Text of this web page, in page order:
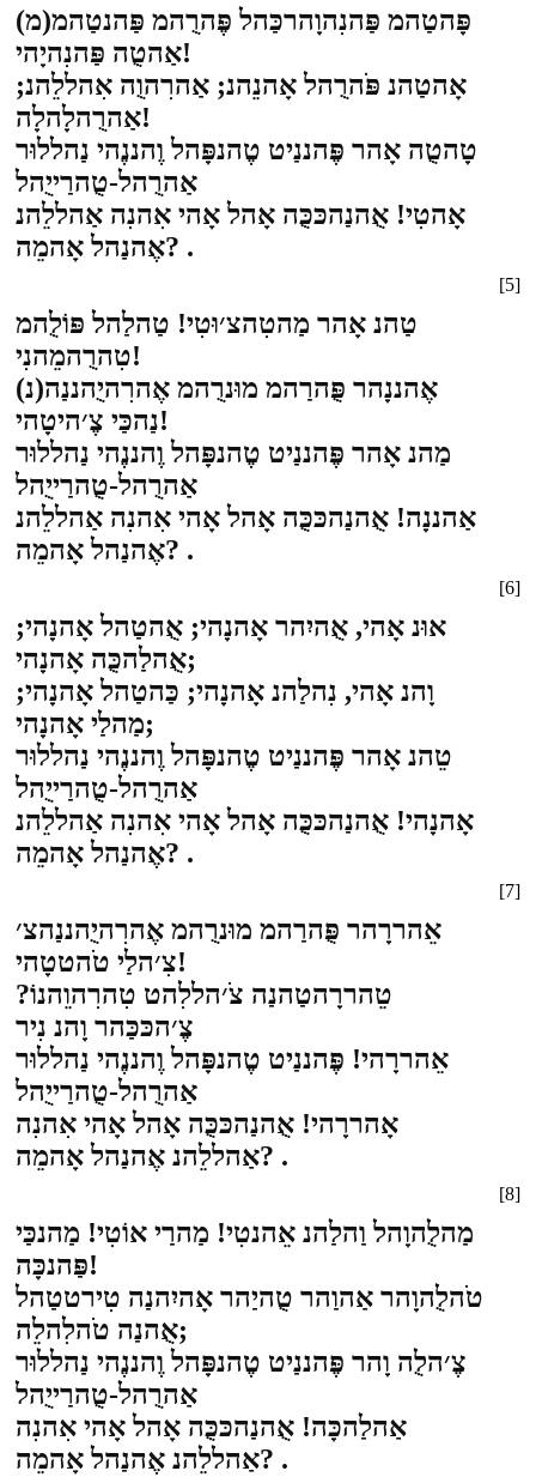
פָּהטַהמ פַּהנִהוָהרכַּהל פֶּהרֻהמ פַּהנטַהמ(מ)
אַהטֻה פַּהנִהיָהי!
אָהטַהנ פֹּהרֻהל אָהנֵהנ; אַהרִהוֻה אִהללֵהנ;
אַהרֻהלָהלָה!
טָהטֻה אָהר פֶּהננַיט טֶהנפָּהל וֶהננֶהי נַהללוּר
אַהרֻהל-טֻהרַייֻהל
אָהטִי! אֻהנַהכּכֻּה אָהל אָהי אִהנִה אַהללֵהנ
אֶהנַהל אָהמֵה? .
[5]
טַהנ אָהר מַהטִהצ׳וּטִי! טַהלַהל פּוֹלֻהמ
טִהרֻהמֵהנִי!
אֶהננָהר פֻּהרַהמ מוּנרֻהמ אֶהרִהיֻהננַה(נ)
נַהכַּי צֶ׳היטָהי!
מַהנ אָהר פֶּהננַיט טֶהנפָּהל וֶהננֶהי נַהללוּר
אַהרֻהל-טֻהרַייֻהל
אַהננָה! אֻהנַהכּכֻּה אָהל אָהי אִהנִה אַהללֵהנ
אֶהנַהל אָהמֵה? .
[6]
אוּנ אָהי, אֻהיִהר אָהנָהי; אֻהטַהל אָהנָהי;
אֻהלַהכֻּה אָהנָהי;
וָהנ אָהי, נִהלַהנ אָהנָהי; כַּהטַהל אָהנָהי;
מַהלַי אָהנָהי;
טֵהנ אָהר פֶּהננַיט טֶהנפָּהל וֶהננֶהי נַהללוּר
אַהרֻהל-טֻהרַייֻהל
אָהנָהי! אֻהנַהכּכֻּה אָהל אָהי אִהנִה אַהללֵהנ
אֶהנַהל אָהמֵה? .
[7]
אֵהררָהר פֻּהרַהמ מוּנרֻהמ אֶהרִהיֻהננַהצ׳
צִ׳הלַי טֹהטטָהי!
טֵהררָהטַהנַה צֹ׳הללִהט טִהרִהוֵהנוֹ?
צֶ׳הכּכַּהר וָהנ נִיר
אֵהררָהי! פֶּהננַיט טֶהנפָּהל וֶהננֶהי נַהללוּר
אַהרֻהל-טֻהרַייֻהל
אָהררָהי! אֻהנַהכּכֻּה אָהל אָהי אִהנִה
אַהללֵהנ אֶהנַהל אָהמֵה? .
[8]
מַהלֻהוָהל וַהלַהנ אֵהנטִי! מַהרַי אוֹטִי! מַהנכַּי
פַּהנכָּה!
טֹהלֻהוָהר אַהוַהר טֻהיַהר אָהיִהנַה טִירטטַהל
אֻהנַה טֹהלִהלֵה;
צֶ׳הלֻה וָהר פֶּהננַיט טֶהנפָּהל וֶהננֶהי נַהללוּר
אַהרֻהל-טֻהרַייֻהל
אַהלַהכָּה! אֻהנַהכּכֻּה אָהל אָהי אִהנִה
אַהללֵהנ אֶהנַהל אָהמֵה? .